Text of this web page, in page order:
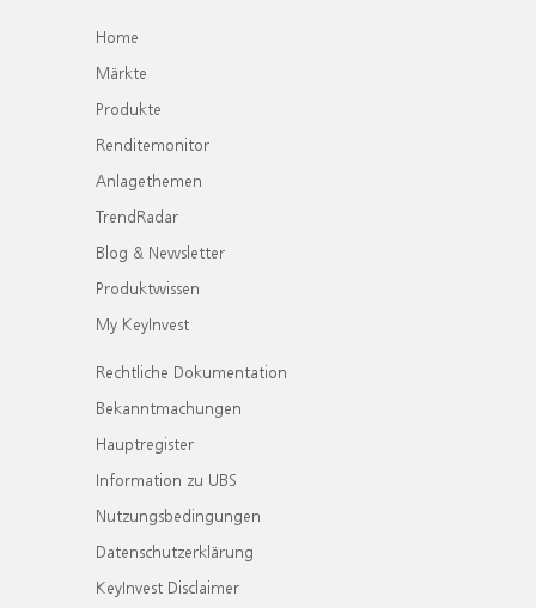
Home
Märkte
Produkte
Renditemonitor
Anlagethemen
TrendRadar
Blog & Newsletter
Produktwissen
My KeyInvest
Rechtliche Dokumentation
Bekanntmachungen
Hauptregister
Information zu UBS
Nutzungsbedingungen
Datenschutzerklärung
KeyInvest Disclaimer